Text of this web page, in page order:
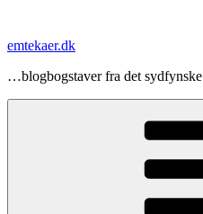
indhold
emtekaer.dk
…blogbogstaver fra det sydfynske